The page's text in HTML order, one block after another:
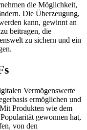
die Möglichkeit,
Die Überzeugung,
kann, gewinnt an
beitragen, die
zu sichern und ein
Vermögenswerte
ermöglichen und
Produkten wie dem
gewonnen hat,
von den